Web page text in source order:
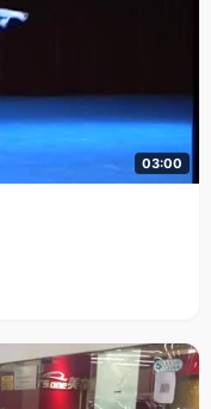
03:00